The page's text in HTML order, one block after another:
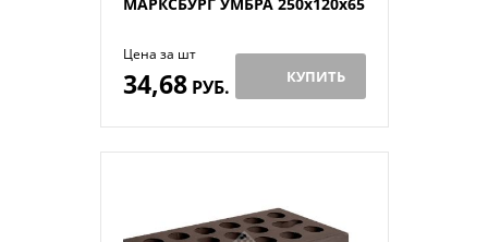
Цена за шт
34,68РУБ. КУПИТЬ